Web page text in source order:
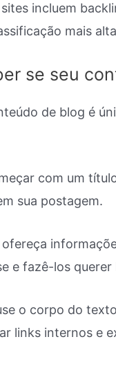
incluem
mais
se seu
de blog é
com um
sua postagem.
ofereça
e fazê-los querer
o corpo do
links internos e